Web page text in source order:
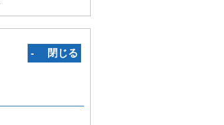
‐ 閉じる